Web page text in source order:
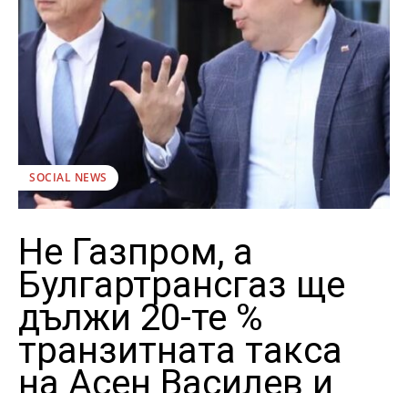
SOCIAL NEWS
Не Газпром, а
Булгартрансгаз ще
дължи 20-те %
транзитната такса
на Асен Василев и